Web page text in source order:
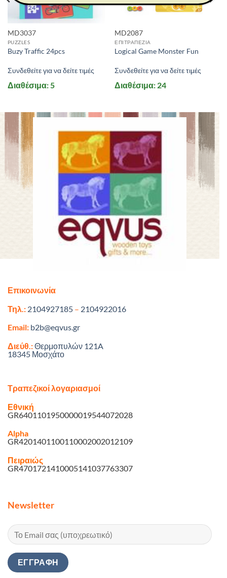
MD3037
PUZZLES
Buzy Traffic 24pcs
Συνδεθείτε για να δείτε τιμές
Διαθέσιμα: 5
MD2087
ΕΠΙΤΡΑΠΕΖΙΑ
Logical Game Monster Fun
Συνδεθείτε για να δείτε τιμές
Διαθέσιμα: 24
Επικοινωνία
Τηλ.: 2104927185 – 2104922016
Email: b2b@eqvus.gr
Διεύθ.:Θερμοπυλών 121A
18345 Μοσχάτο
Τραπεζικοί λογαριασμοί
Εθνική
GR6401101950000019544072028
Alpha
GR4201401100110002002012109
Πειραιώς
GR4701721410005141037763307
Newsletter